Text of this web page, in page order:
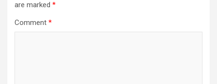
are marked *
Comment *